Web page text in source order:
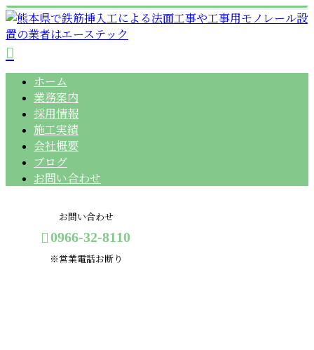
ホーム
業務案内
採用情報
施工実績
会社概要
ブログ
お問い合わせ
お問い合わせ
0966-32-8110
※営業電話お断り